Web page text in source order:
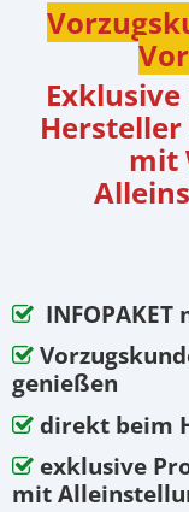
mit
genießen
direkt beim
exklusive
mit